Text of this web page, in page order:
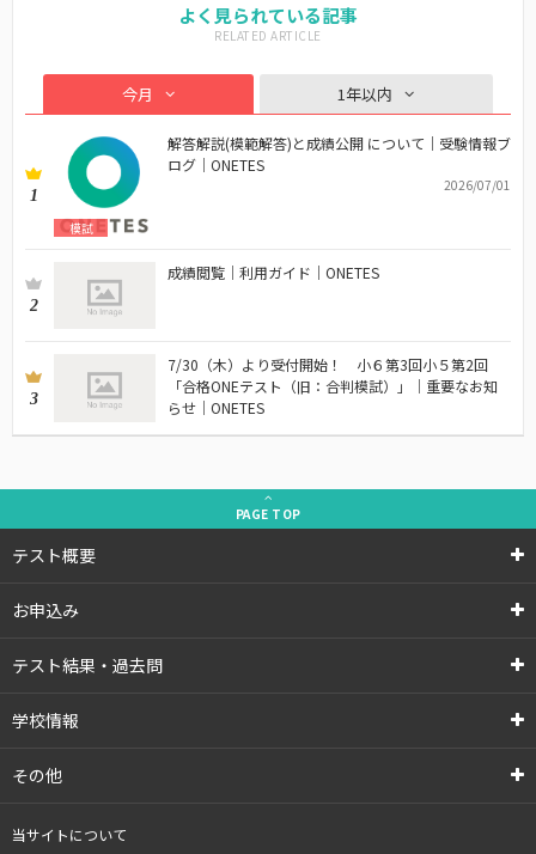
よく見られている記事
今月 1年以内
1
模試
解答解説(模範解答)と成績公開 について｜受験情報ブ
ログ｜ONETES
2026/07/01
2
成績閲覧｜利用ガイド｜ONETES
3
7/30（木）より受付開始！ 小６第3回小５第2回
「合格ONEテスト（旧：合判模試）」｜重要なお知
らせ｜ONETES
PAGE TOP
テスト概要
お申込み
テスト結果・過去問
学校情報
その他
当サイトについて